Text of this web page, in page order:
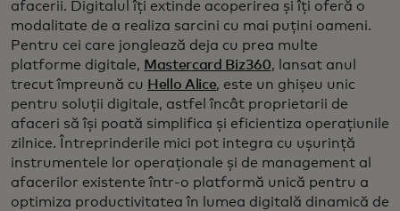
afacerii. Digitalul îți extinde acoperirea și îți oferă o
modalitate de a realiza sarcini cu mai puțini oameni.
Pentru cei care jonglează deja cu prea multe
platforme digitale, Mastercard Biz360, lansat anul
trecut împreună cu Hello Alice, este un ghișeu unic
pentru soluții digitale, astfel încât proprietarii de
afaceri să își poată simplifica și eficientiza operațiunile
zilnice. Întreprinderile mici pot integra cu ușurință
instrumentele lor operaționale și de management al
afacerilor existente într-o platformă unică pentru a
optimiza productivitatea în lumea digitală dinamică de